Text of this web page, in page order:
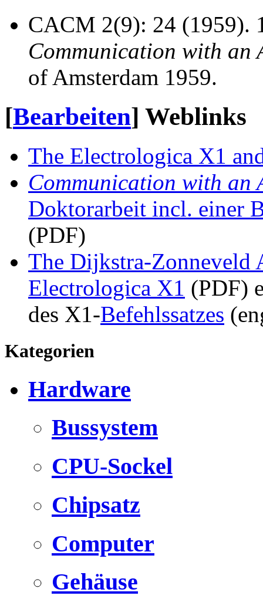
CACM 2(9): 24 (1959).
Communication with an
of Amsterdam 1959.
[Bearbeiten] Weblinks
The Electrologica X1
Communication with an
Doktorarbeit incl. einer
(PDF)
The Dijkstra-Zonneveld
Electrologica X1 (PDF)
des X1-Befehlssatzes
Kategorien
Hardware
Bussystem
CPU-Sockel
Chipsatz
Computer
Gehäuse